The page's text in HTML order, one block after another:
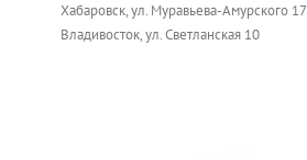
Хабаровск, ул. Муравьева-Амурского 17
Владивосток, ул. Светланская 10